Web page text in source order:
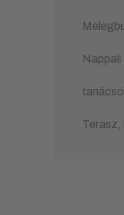
Nappali
Terasz,